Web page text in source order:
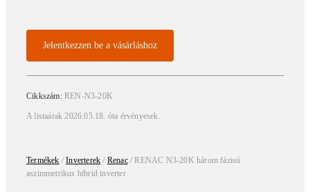
Jelentkezzen be a vásárláshoz
Cikkszám:REN-N3-20K
A listaárak 2026.05.18. óta érvényesek.
Termékek / Inverterek / Renac /RENAC N3-20K három fázisú
aszimmetrikus hibrid inverter